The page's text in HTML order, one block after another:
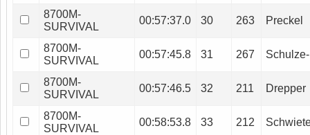
8700M-
SURVIVAL
00:57:37.0 30 263 Preckel
8700M-
SURVIVAL
00:57:45.8 31 267
8700M-
SURVIVAL
00:57:46.5 32 211 Drepper
8700M-
SURVIVAL
00:58:53.8 33 212